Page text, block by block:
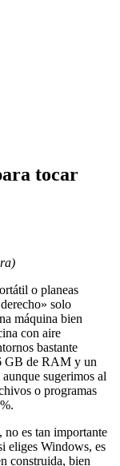
tocar
o planeas
solo
máquina bien
con aire
bastante
GB de RAM y un
sugerimos al
o programas
es tan importante
eliges Windows, es
construida, bien